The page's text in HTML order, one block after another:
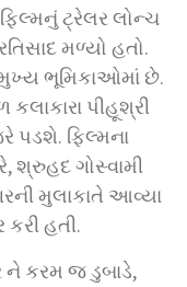
ટ્રેલર લોન્ચ
મળ્યો હતો.
મુખ્ય ભૂમિકાઓમાં છે.
પીહૂશ્રી
પડશે. ફિલ્મના
શ્રુહદ ગોસ્વામી
મુલાકાતે આવ્યા
હતી.
ને કરમ જ ડુબાડે,